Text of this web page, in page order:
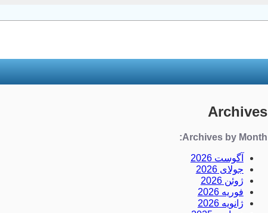
Archives
Archives by Month:
آگوست 2026
جولای 2026
ژوئن 2026
فوریه 2026
ژانویه 2026